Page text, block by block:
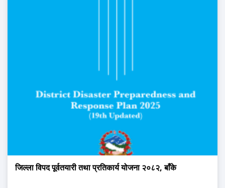
जिल्ला विपद पूर्वतयारी तथा प्रतिकार्य योजना २०८२, बाँके